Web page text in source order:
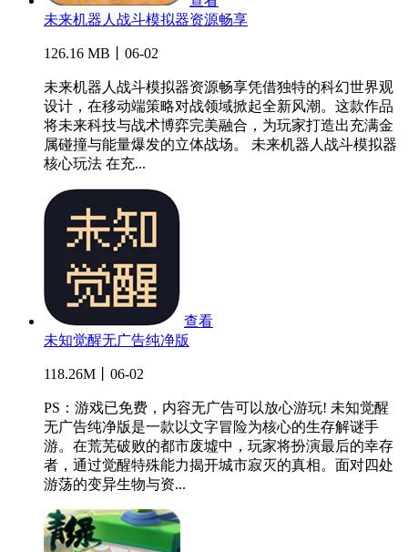
未来机器人战斗模拟器资源畅享
126.16 MB丨06-02
未来机器人战斗模拟器资源畅享凭借独特的科幻世界观
设计，在移动端策略对战领域掀起全新风潮。这款作品
将未来科技与战术博弈完美融合，为玩家打造出充满金
属碰撞与能量爆发的立体战场。 未来机器人战斗模拟器
核心玩法 在充...
查看
未知觉醒无广告纯净版
118.26M丨06-02
PS：游戏已免费，内容无广告可以放心游玩! 未知觉醒
无广告纯净版是一款以文字冒险为核心的生存解谜手
游。在荒芜破败的都市废墟中，玩家将扮演最后的幸存
者，通过觉醒特殊能力揭开城市寂灭的真相。面对四处
游荡的变异生物与资...